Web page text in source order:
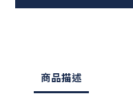
商品描述